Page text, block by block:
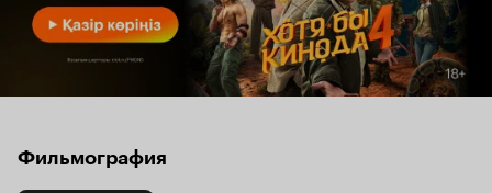
Фильмография